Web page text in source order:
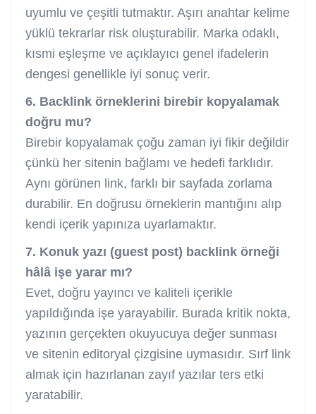
uyumlu ve çeşitli tutmaktır. Aşırı anahtar kelime
yüklü tekrarlar risk oluşturabilir. Marka odaklı,
kısmi eşleşme ve açıklayıcı genel ifadelerin
dengesi genellikle iyi sonuç verir.
6. Backlink örneklerini birebir kopyalamak
doğru mu?
Birebir kopyalamak çoğu zaman iyi fikir değildir
çünkü her sitenin bağlamı ve hedefi farklıdır.
Aynı görünen link, farklı bir sayfada zorlama
durabilir. En doğrusu örneklerin mantığını alıp
kendi içerik yapınıza uyarlamaktır.
7. Konuk yazı (guest post) backlink örneği
hâlâ işe yarar mı?
Evet, doğru yayıncı ve kaliteli içerikle
yapıldığında işe yarayabilir. Burada kritik nokta,
yazının gerçekten okuyucuya değer sunması
ve sitenin editoryal çizgisine uymasıdır. Sırf link
almak için hazırlanan zayıf yazılar ters etki
yaratabilir.